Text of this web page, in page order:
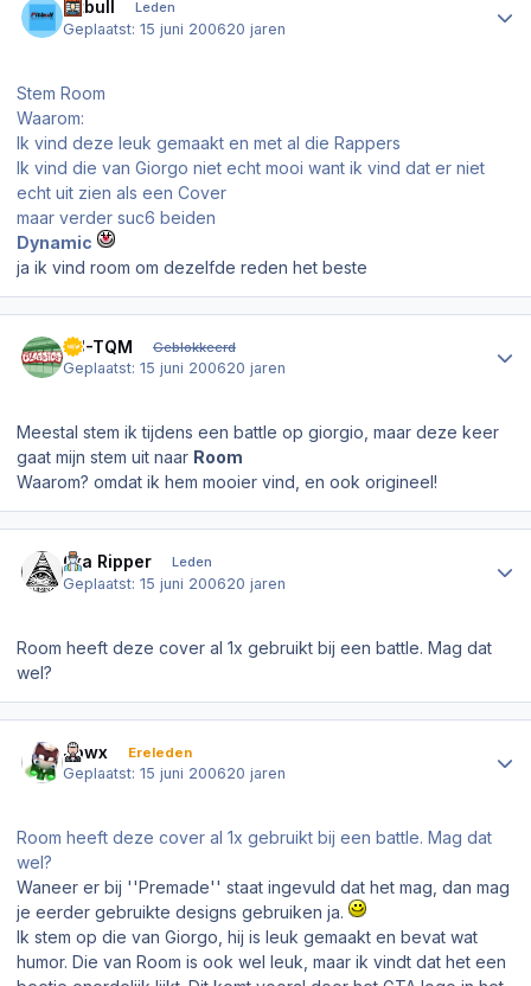
Pitbull Leden
Geplaatst:15 juni 200620 jaren
Stem Room
Waarom:
Ik vind deze leuk gemaakt en met al die Rappers
Ik vind die van Giorgo niet echt mooi want ik vind dat er niet
echt uit zien als een Cover
maar verder suc6 beiden
Dynamic
ja ik vind room om dezelfde reden het beste
DJ-TQM Geblokkeerd
Geplaatst:15 juni 200620 jaren
Meestal stem ik tijdens een battle op giorgio, maar deze keer
gaat mijn stem uit naar Room
Waarom? omdat ik hem mooier vind, en ook origineel!
Gta Ripper Leden
Geplaatst:15 juni 200620 jaren
Room heeft deze cover al 1x gebruikt bij een battle. Mag dat
wel?
Jowx Ereleden
Geplaatst:15 juni 200620 jaren
Room heeft deze cover al 1x gebruikt bij een battle. Mag dat
wel?
Waneer er bij ''Premade'' staat ingevuld dat het mag, dan mag
je eerder gebruikte designs gebruiken ja.
Ik stem op die van Giorgo, hij is leuk gemaakt en bevat wat
humor. Die van Room is ook wel leuk, maar ik vindt dat het een